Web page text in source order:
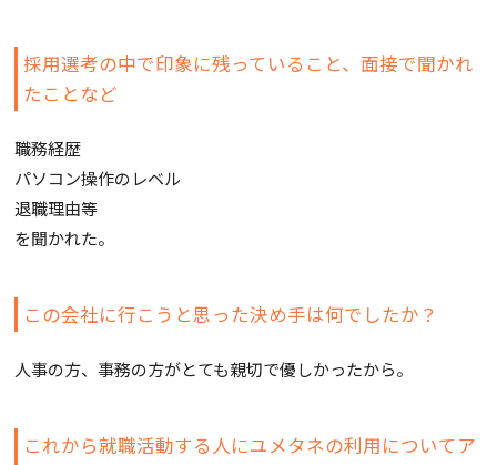
採用選考の中で印象に残っていること、面接で聞かれ
たことなど
職務経歴
パソコン操作のレベル
退職理由等
を聞かれた。
この会社に行こうと思った決め手は何でしたか？
人事の方、事務の方がとても親切で優しかったから。
これから就職活動する人にユメタネの利用についてア